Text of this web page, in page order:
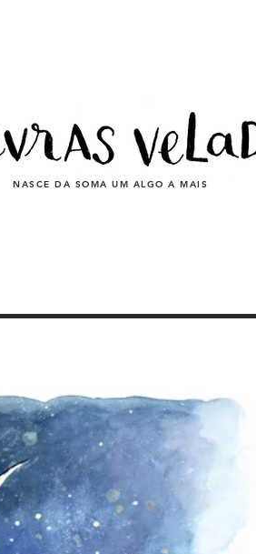
NASCE DA SOMA UM ALGO A MAIS